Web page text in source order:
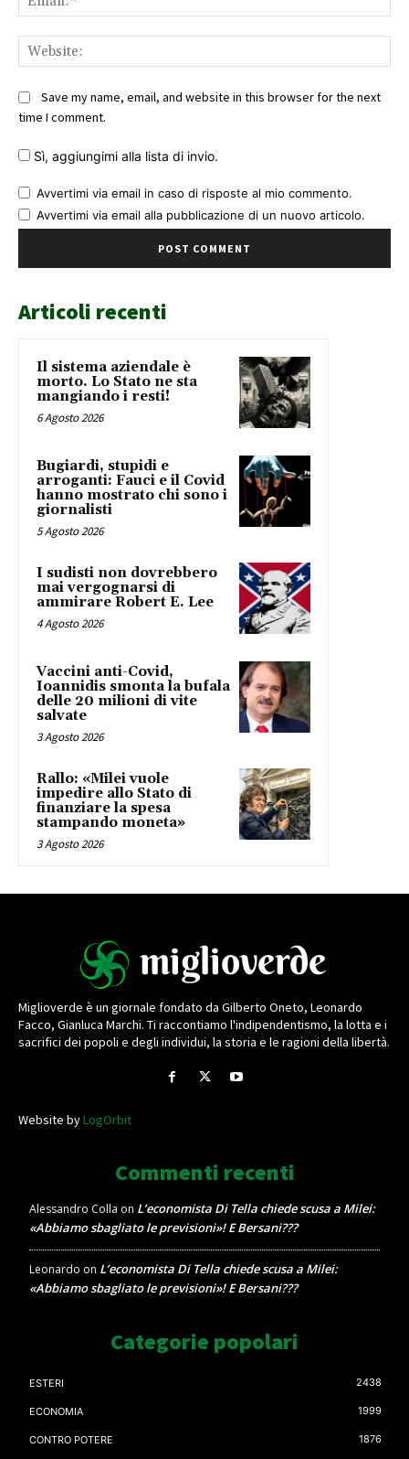
Save my name, email, and website in this browser for the next
time I comment.
Sì, aggiungimi alla lista di invio.
Avvertimi via email in caso di risposte al mio commento.
Avvertimi via email alla pubblicazione di un nuovo articolo.
Articoli recenti
Il sistema aziendale è
morto. Lo Stato ne sta
mangiando i resti!
6 Agosto 2026
Bugiardi, stupidi e
arroganti: Fauci e il Covid
hanno mostrato chi sono i
giornalisti
5 Agosto 2026
I sudisti non dovrebbero
mai vergognarsi di
ammirare Robert E. Lee
4 Agosto 2026
Vaccini anti-Covid,
Ioannidis smonta la bufala
delle 20 milioni di vite
salvate
3 Agosto 2026
Rallo: «Milei vuole
impedire allo Stato di
finanziare la spesa
stampando moneta»
3 Agosto 2026
Miglioverde è un giornale fondato da Gilberto Oneto, Leonardo
Facco, Gianluca Marchi. Ti raccontiamo l'indipendentismo, la lotta e i
sacrifici dei popoli e degli individui, la storia e le ragioni della libertà.
Website byLogOrbit
Commenti recenti
Alessandro Colla on L’economista Di Tella chiede scusa a Milei:
«Abbiamo sbagliato le previsioni»! E Bersani???
Leonardo on L’economista Di Tella chiede scusa a Milei:
«Abbiamo sbagliato le previsioni»! E Bersani???
Categorie popolari
ESTERI 2438
ECONOMIA 1999
CONTRO POTERE 1876